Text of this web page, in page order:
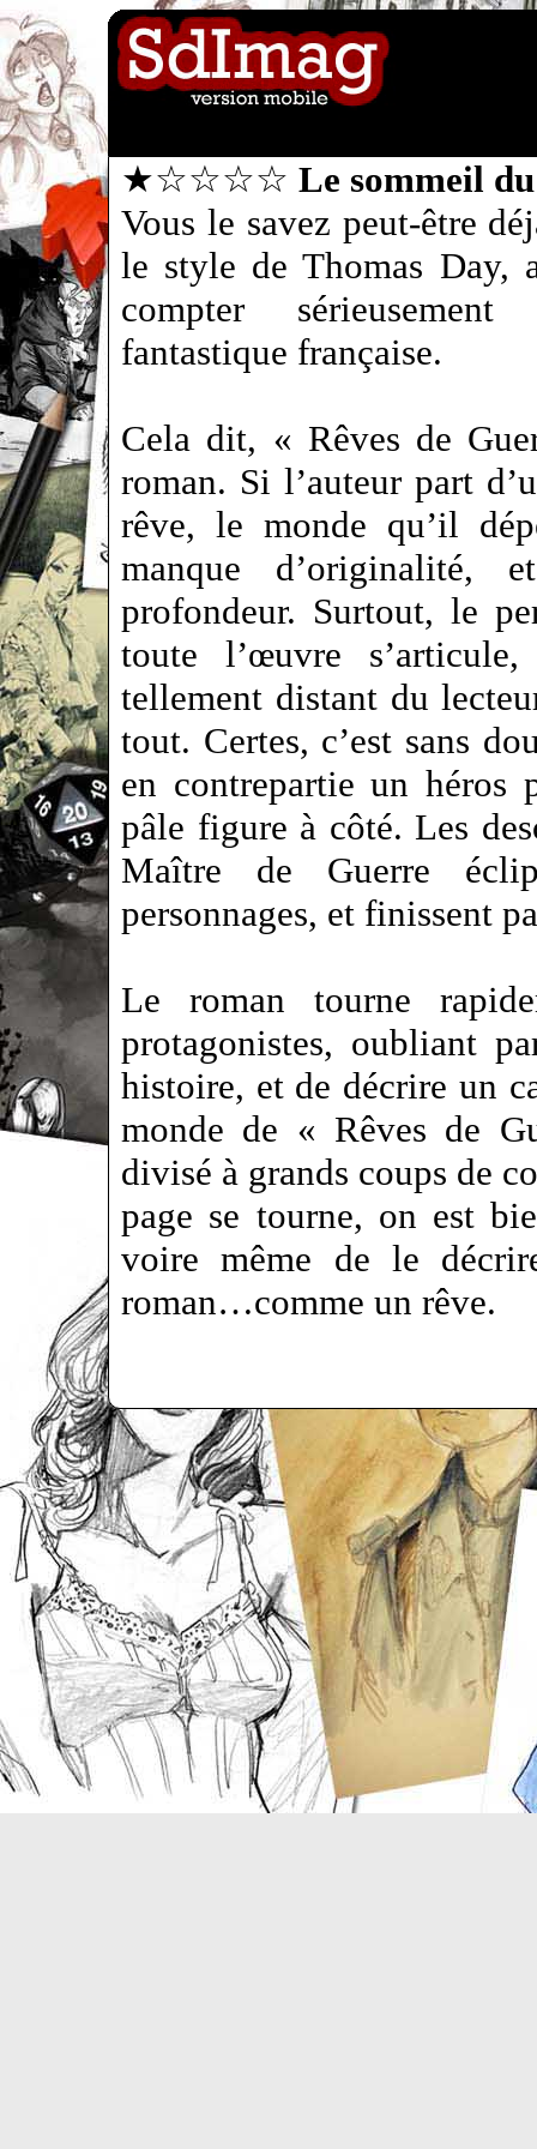
★☆☆☆☆ Le sommeil
Vous le savez peut-être
le style de Thomas Day,
compter
fantastique française.
Cela dit, « Rêves de
roman. Si l’auteur part
rêve, le monde qu’il
manque d’originalité,
profondeur. Surtout, le
toute l’œuvre
tellement distant du
tout. Certes, c’est sans
en contrepartie un héros
pâle figure à côté. Les
Maître de Guerre
personnages, et finissent
Le roman tourne
protagonistes, oubliant
histoire, et de décrire un
monde de « Rêves de
divisé à grands coups de
page se tourne, on est
voire même de le
roman…comme un rêve.